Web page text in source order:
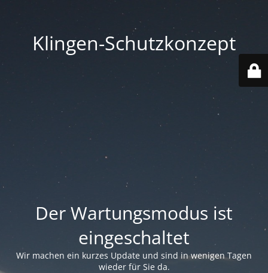
Klingen-Schutzkonzept
Der Wartungsmodus ist
eingeschaltet
Wir machen ein kurzes Update und sind in wenigen Tagen
wieder für Sie da.